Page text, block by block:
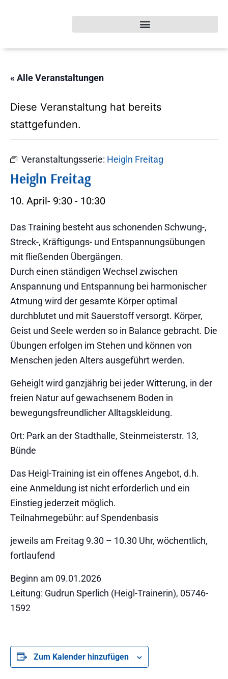
« Alle Veranstaltungen
Diese Veranstaltung hat bereits
stattgefunden.
Veranstaltungsserie: Heigln Freitag
Heigln Freitag
10. April- 9:30 - 10:30
Das Training besteht aus schonenden Schwung-,
Streck-, Kräftigungs- und Entspannungsübungen
mit fließenden Übergängen.
Durch einen ständigen Wechsel zwischen
Anspannung und Entspannung bei harmonischer
Atmung wird der gesamte Körper optimal
durchblutet und mit Sauerstoff versorgt. Körper,
Geist und Seele werden so in Balance gebracht. Die
Übungen erfolgen im Stehen und können von
Menschen jeden Alters ausgeführt werden.
Geheiglt wird ganzjährig bei jeder Witterung, in der
freien Natur auf gewachsenem Boden in
bewegungsfreundlicher Alltagskleidung.
Ort: Park an der Stadthalle, Steinmeisterstr. 13,
Bünde
Das Heigl-Training ist ein offenes Angebot, d.h.
eine Anmeldung ist nicht erforderlich und ein
Einstieg jederzeit möglich.
Teilnahmegebühr: auf Spendenbasis
jeweils am Freitag 9.30 – 10.30 Uhr, wöchentlich,
fortlaufend
Beginn am 09.01.2026
Leitung: Gudrun Sperlich (Heigl-Trainerin), 05746-
1592
Zum Kalender hinzufügen